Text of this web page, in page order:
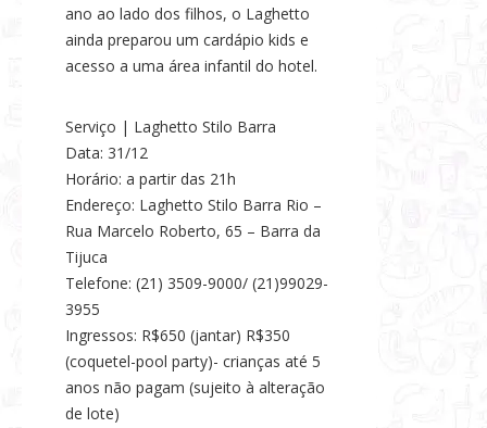
ano ao lado dos filhos, o Laghetto
ainda preparou um cardápio kids e
acesso a uma área infantil do hotel.
Serviço | Laghetto Stilo Barra
Data: 31/12
Horário: a partir das 21h
Endereço: Laghetto Stilo Barra Rio –
Rua Marcelo Roberto, 65 – Barra da
Tijuca
Telefone: (21) 3509-9000/ (21)99029-
3955
Ingressos: R$650 (jantar) R$350
(coquetel-pool party)- crianças até 5
anos não pagam (sujeito à alteração
de lote)